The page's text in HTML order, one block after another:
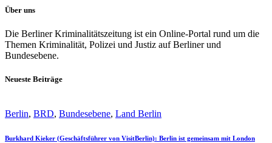
Über uns
Die Berliner Kriminalitätszeitung ist ein Online-Portal rund um die
Themen Kriminalität, Polizei und Justiz auf Berliner und
Bundesebene.
Neueste Beiträge
Berlin, BRD, Bundesebene, Land Berlin
Burkhard Kieker (Geschäftsführer von VisitBerlin): Berlin ist gemeinsam mit London